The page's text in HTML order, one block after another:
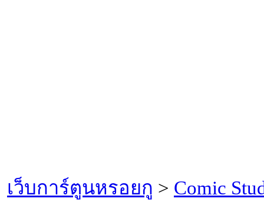
เว็บการ์ตูนหรอยกู > Comic